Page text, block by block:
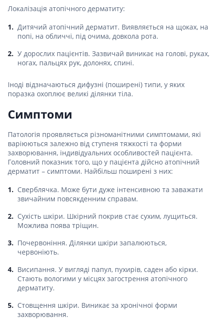
Локалізація атопічного дерматиту:
Дитячий атопічний дерматит. Виявляється на щоках, на
попі, на обличчі, під очима, довкола рота.
У дорослих пацієнтів. Зазвичай виникає на голові, руках,
ногах, пальцях рук, долонях, спині.
Іноді відзначаються дифузні (поширені) типи, у яких
поразка охоплює великі ділянки тіла.
Симптоми
Патологія проявляється різноманітними симптомами, які
варіюються залежно від ступеня тяжкості та форми
захворювання, індивідуальних особливостей пацієнта.
Головний показник того, що у пацієнта дійсно атопічний
дерматит – симптоми. Найбільш поширені з них:
Сверблячка. Може бути дуже інтенсивною та заважати
звичайним повсякденним справам.
Сухість шкіри. Шкірний покрив стає сухим, лущиться.
Можлива поява тріщин.
Почервоніння. Ділянки шкіри запалюються,
червоніють.
Висипання. У вигляді папул, пухирів, саден або кірки.
Стають вологими у місцях загострення атопічного
дерматиту.
Стовщення шкіри. Виникає за хронічної форми
захворювання.